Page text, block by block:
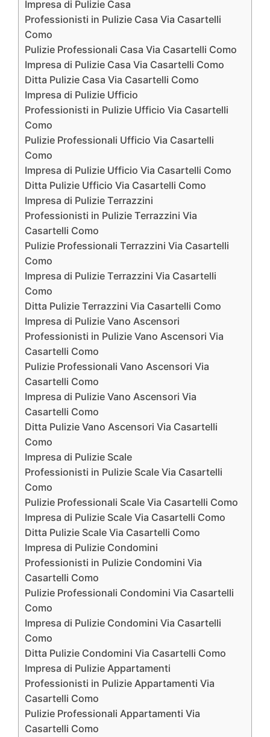
Impresa di Pulizie Casa
Professionisti in Pulizie Casa Via Casartelli
Como
Pulizie Professionali Casa Via Casartelli Como
Impresa di Pulizie Casa Via Casartelli Como
Ditta Pulizie Casa Via Casartelli Como
Impresa di Pulizie Ufficio
Professionisti in Pulizie Ufficio Via Casartelli
Como
Pulizie Professionali Ufficio Via Casartelli
Como
Impresa di Pulizie Ufficio Via Casartelli Como
Ditta Pulizie Ufficio Via Casartelli Como
Impresa di Pulizie Terrazzini
Professionisti in Pulizie Terrazzini Via
Casartelli Como
Pulizie Professionali Terrazzini Via Casartelli
Como
Impresa di Pulizie Terrazzini Via Casartelli
Como
Ditta Pulizie Terrazzini Via Casartelli Como
Impresa di Pulizie Vano Ascensori
Professionisti in Pulizie Vano Ascensori Via
Casartelli Como
Pulizie Professionali Vano Ascensori Via
Casartelli Como
Impresa di Pulizie Vano Ascensori Via
Casartelli Como
Ditta Pulizie Vano Ascensori Via Casartelli
Como
Impresa di Pulizie Scale
Professionisti in Pulizie Scale Via Casartelli
Como
Pulizie Professionali Scale Via Casartelli Como
Impresa di Pulizie Scale Via Casartelli Como
Ditta Pulizie Scale Via Casartelli Como
Impresa di Pulizie Condomini
Professionisti in Pulizie Condomini Via
Casartelli Como
Pulizie Professionali Condomini Via Casartelli
Como
Impresa di Pulizie Condomini Via Casartelli
Como
Ditta Pulizie Condomini Via Casartelli Como
Impresa di Pulizie Appartamenti
Professionisti in Pulizie Appartamenti Via
Casartelli Como
Pulizie Professionali Appartamenti Via
Casartelli Como